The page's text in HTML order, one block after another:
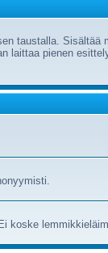
taustalla. Sisältää
laittaa pienen
koske